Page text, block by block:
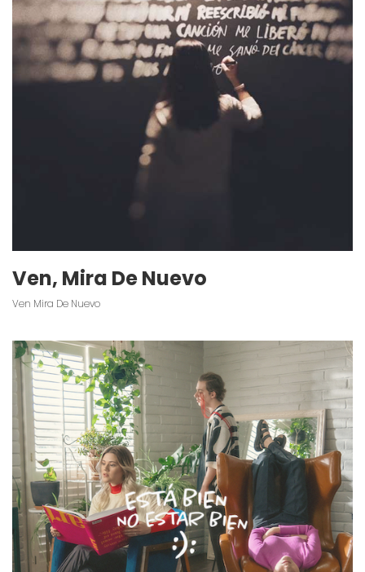
Ven, Mira De Nuevo
Ven Mira De Nuevo